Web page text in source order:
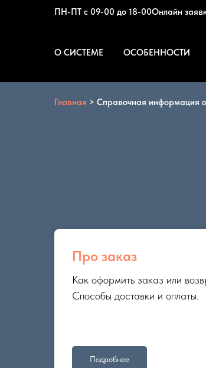
ПН-ПТ с 09-00 до 18-00Онлайн
О СИСТЕМЕ ОСОБЕННОСТИ
Главная > Справочная информация
Про заказ
Как оформить заказ или
Способы доставки и оплаты.
Подробнее